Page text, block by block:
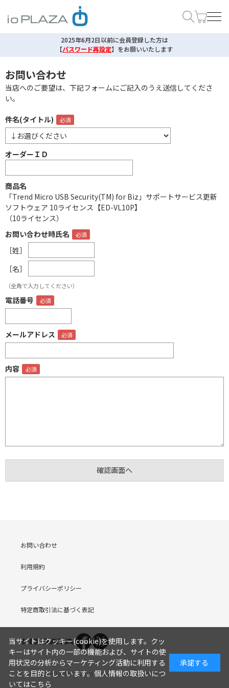
2025年6月2日以前に会員登録した方は
【パスワード再設定】 をお願いいたします
お問い合わせ
当店へのご要望は、下記フォームにご記入のうえ送信してくださ
い。
件名(タイトル)
オーダーＩＤ
商品名
「Trend Micro USB Security(TM) for Biz」サポートサービス更新
ソフトウェア 10ライセンス【ED-VL10P】
（10ライセンス）
お問い合わせ時氏名
［姓］
［名］
（全角で入力してください）
電話番号
メールアドレス
内容
お問い合わせ
利用規約
プライバシーポリシー
特定商取引法に基づく表記
COPYRIGHT (C) I-O DATA DEVICE, INC. Since 2005.9.19
当サイトはクッキー(cookie)を使用します。クッ
キーはサイト内の一部の機能および、サイトの使
用状況の分析からマーケティング活動に利用する
ことを目的としています。個人情報の取扱いにつ
いてはこちら
承諾する